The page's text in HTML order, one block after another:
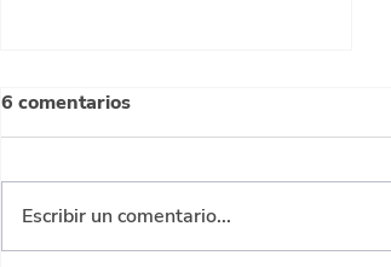
6 comentarios
Escribir un comentario...